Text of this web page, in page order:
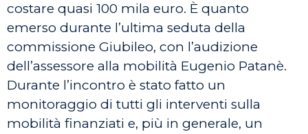
costare quasi 100 mila euro. È quanto
emerso durante l’ultima seduta della
commissione Giubileo, con l’audizione
dell’assessore alla mobilità Eugenio Patanè.
Durante l’incontro è stato fatto un
monitoraggio di tutti gli interventi sulla
mobilità finanziati e, più in generale, un